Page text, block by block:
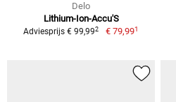
Delo
Lithium-Ion-Accu'S
Adviesprijs € 99,992 € 79,991